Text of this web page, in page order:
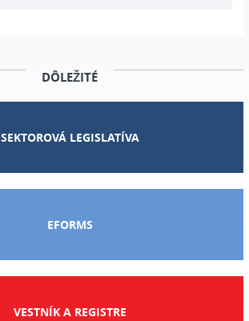
DÔLEŽITÉ
SEKTOROVÁ LEGISLATÍVA
EFORMS
VESTNÍK A REGISTRE